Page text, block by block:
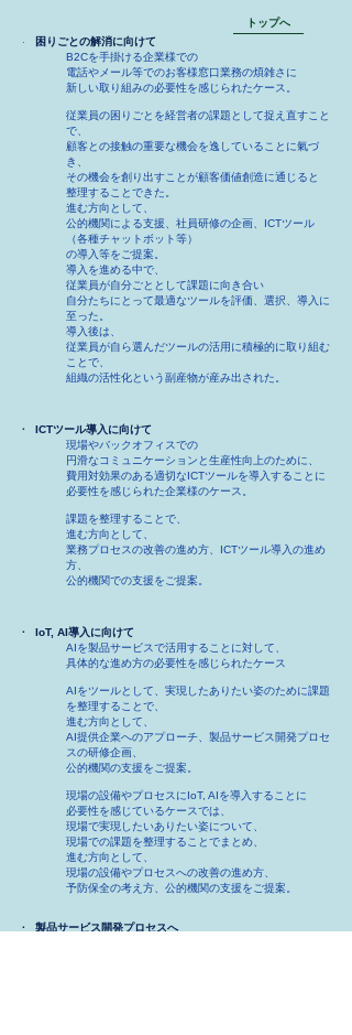
トップへ
· 困りごとの解消に向けて
B2Cを手掛ける企業様での
電話やメール等でのお客様窓口​業務の煩雑さに​
新しい取り組みの必要性を感じられたケース。
従業員の困りごとを経営者の課題として捉え直すこと
で、
顧客との接触の重要な機会を逸していることに氣づ
き、
その機会を創り出すことが顧客価値創造に通じると
整理することできた。
進む方向として、
公的機関による支援、社員研修の企画、ICTツール
（各種チャットボット等）
の導入等をご提案。
導入を進める中で、
従業員が自分ごととして課題に向き合い
​自分たちにとって最適なツールを評価、選択、導入に
至った。
導入後は、
従業員が自ら選んだツールの活用に積極的に取り組む
ことで、
​組織の活性化という副産物が産み出された。
· ICTツール導入に向けて
​現場やバックオフィスでの
円滑なコミュニケーションと生産性向上のために、
費用対効果のある適切なICTツールを導入することに
必要性を感じられた企業様のケース。
課題を整理することで、
進む方向として、
業務プロセスの改善の進め方、ICTツール導入の進め
方、
公的機関での支援をご提案。
· IoT, AI導入に向けて
​​AIを製品サービスで活用することに対して、
具体的な進め方の必要性を感じられたケース
AIをツールとして、実現したありたい姿のために課題
を整理することで、
進む方向として、
AI提供企業へのアプローチ、製品サービス開発プロセ
スの研修企画、
公的機関の支援をご提案。
現場の設備やプロセスにIoT, AIを導入することに
必要性を感じているケースでは、
現場で実現したいありたい姿について、
現場での課題を整理することでまとめ、
進む方向として、
現場の設備やプロセスへの改善の進め方、
予防保全の考え方、 公的機関の支援をご提案。
· 製品サービス開発プロセスへ